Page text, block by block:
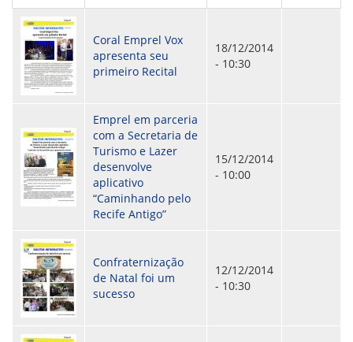
PLR
PARTICIPAÇÃO NOS LUCROS E RESULTADOS
CONSULTA MEUS RECURSOS PLR
CONSULTA TODOS RECURSOS PLR
CONSULTA QUESTIONAMENTO / ESCLARECIMENTO
SERVIÇOS
PGDE - PROGRAMA DE GERENCIAMENTO DO
DESEMPENHO DOS EMPREGADOS DA EMPREL
AFASTAMENTOS DOS FUNCIONÁRIOS
CAPACITAÇÃO
EVENTOS DA EMPREL
PPP - PERFIL PROFISSIOGRÁFICO
PREVIDENCIÁRIO
PROGRAMA QUALIDADE DE VIDA
PROGRAMA DE ESTAGIÁRIO
SAÚDE DO TRABALHADOR
PGDE 2022
PGDE 2023
PGDE 2024
Coral Emprel Vox
apresenta seu
primeiro Recital
18/12/2014
- 10:30
Emprel em parceria
com a Secretaria de
Turismo e Lazer
desenvolve
aplicativo
“Caminhando pelo
Recife Antigo”
15/12/2014
- 10:00
Confraternização
de Natal foi um
sucesso
12/12/2014
- 10:30